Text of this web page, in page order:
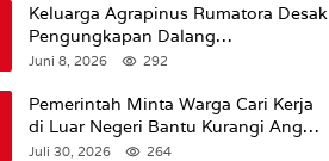
Keluarga Agrapinus Rumatora Desak
Pengungkapan Dalang
Pembunuhan, Siap Bawa Kasus ke
Juni 8, 2026 292
Pemerintah Minta Warga Cari Kerja
di Luar Negeri Bantu Kurangi Angka
Pengangguran
Juli 30, 2026 264